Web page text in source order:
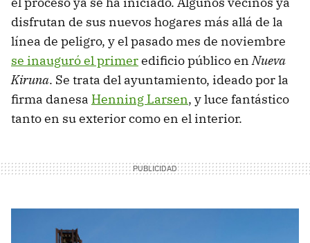
disfrutan de sus nuevos hogares más allá de la
línea de peligro, y el pasado mes de noviembre
se inauguró el primeredificio público enNueva
Kiruna. Se trata del ayuntamiento, ideado por la
firma danesa Henning Larsen, y luce fantástico
tanto en su exterior como en el interior.